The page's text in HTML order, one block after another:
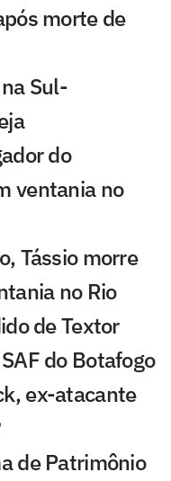
morte de
Sul-
do
ventania no
Tássio morre
no Rio
de Textor
do Botafogo
ex-atacante
de Patrimônio